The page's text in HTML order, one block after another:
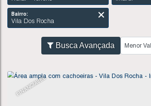
Tipo de Imóvel:
Rural » Terreno
Cidade:
Bairro:
Vila Dos Rocha
Busca Avançada